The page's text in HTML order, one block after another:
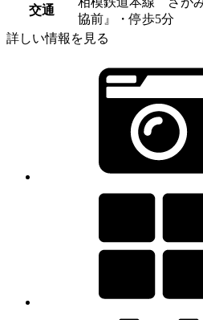
交通
協前』・停歩5分
詳しい情報を見る